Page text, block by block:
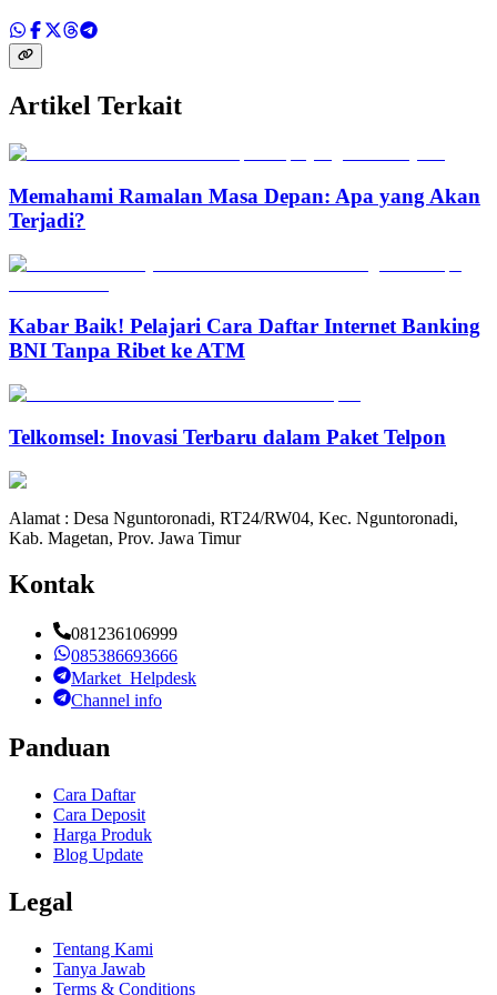
Artikel Terkait
Memahami Ramalan Masa Depan: Apa yang Akan
Terjadi?
Kabar Baik! Pelajari Cara Daftar Internet Banking
BNI Tanpa Ribet ke ATM
Telkomsel: Inovasi Terbaru dalam Paket Telpon
Alamat : Desa Nguntoronadi, RT24/RW04, Kec. Nguntoronadi,
Kab. Magetan, Prov. Jawa Timur
Kontak
081236106999
085386693666
Market_Helpdesk
Channel info
Panduan
Cara Daftar
Cara Deposit
Harga Produk
Blog Update
Legal
Tentang Kami
Tanya Jawab
Terms & Conditions